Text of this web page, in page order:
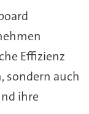
Effizienz
sondern auch
ihre